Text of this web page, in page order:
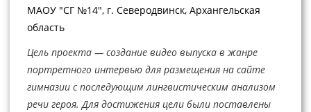
МАОУ "СГ №14", г. Северодвинск, Архангельская
область
Цель проекта — создание видео выпуска в жанре
портретного интервью для размещения на сайте
гимназии с последующим лингвистическим анализом
речи героя. Для достижения цели были поставлены